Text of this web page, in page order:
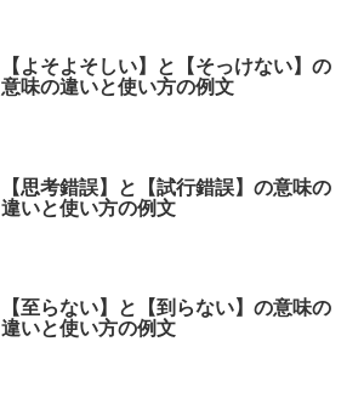
【よそよそしい】と【そっけない】の
意味の違いと使い方の例文
【思考錯誤】と【試行錯誤】の意味の
違いと使い方の例文
【至らない】と【到らない】の意味の
違いと使い方の例文